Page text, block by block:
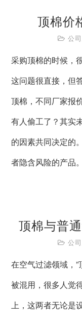
顶棉价
公
采购顶棉的时候，
这问题很直接，但
顶棉，不同厂家报
有人偷工了？其实
的因素共同决定的
者隐含风险的产品
顶棉与普
公
在空气过滤领域，”
被混用，很多人觉
上，这两者无论是